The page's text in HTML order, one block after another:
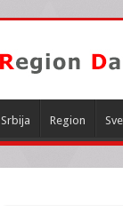
Srbija Region